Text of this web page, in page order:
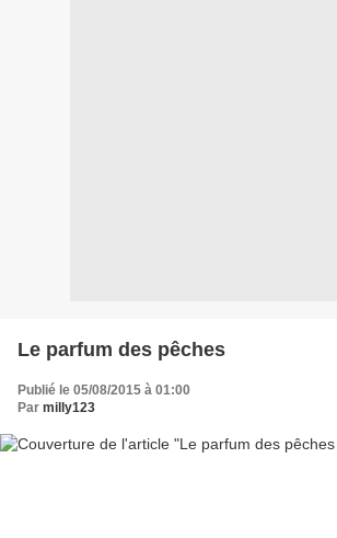
Le parfum des pêches
Publié le 05/08/2015 à 01:00
Par milly123